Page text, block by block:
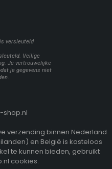
Veilige
Je vertrouwelijke
je gegevens niet
shop.nl
verzending binnen Nederland
en België is kosteloos
te kunnen bieden, gebruikt
cookies.